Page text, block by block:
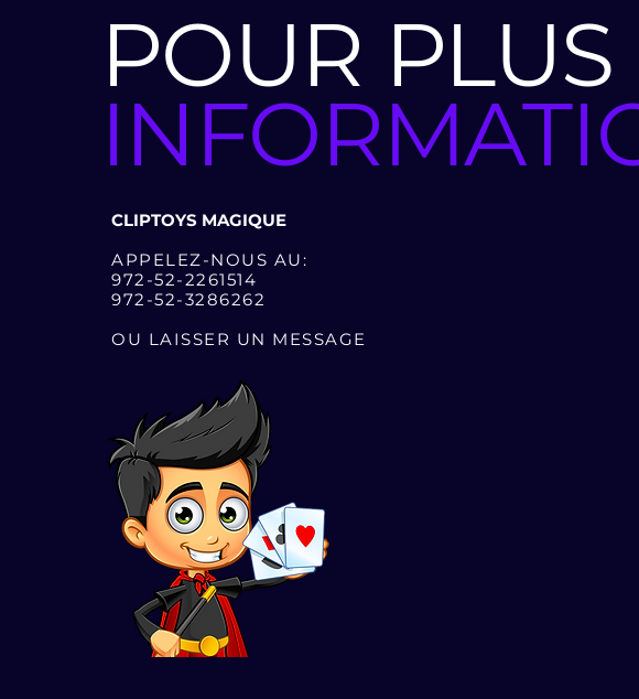
POUR PLUS
CLIPTOYS MAGIQUE
APPELEZ-NOUS AU:
972-52-2261514
972-52-3286262
OU LAISSER UN MESSAGE